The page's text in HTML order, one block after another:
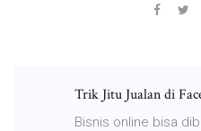
Trik Jitu Jualan di
Bisnis online bisa